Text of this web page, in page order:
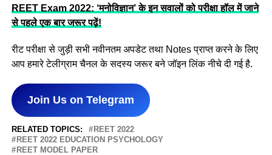
REET Exam 2022: ‘मनोविज्ञान’ के इन सवालों को परीक्षा हॉल में जाने
से पहले एक बार जरूर पढ़ें!
रीट परीक्षा से जुड़ी सभी नवीनतम अपडेट तथा Notes प्राप्त करने के लिए
आप हमारे टेलीग्राम चैनल के सदस्य जरूर बने जॉइन लिंक नीचे दी गई है.
Join Us on Telegram
RELATED TOPICS:
REET 2022
REET 2022 EDUCATION PSYCHOLOGY
REET MODEL PAPER